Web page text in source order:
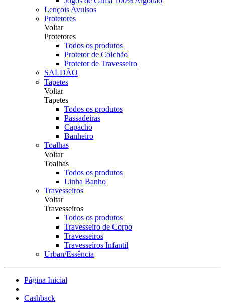
Lençois Avulsos
Protetores
Voltar
Protetores
Todos os produtos
Protetor de Colchão
Protetor de Travesseiro
SALDÃO
Tapetes
Voltar
Tapetes
Todos os produtos
Passadeiras
Capacho
Banheiro
Toalhas
Voltar
Toalhas
Todos os produtos
Linha Banho
Travesseiros
Voltar
Travesseiros
Todos os produtos
Travesseiro de Corpo
Travesseiros
Travesseiros Infantil
Urban/Essência
Página Inicial
Cashback